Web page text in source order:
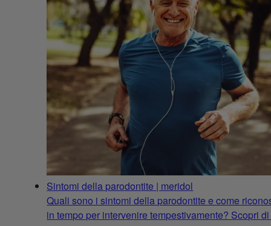
Sintomi della parodontite | meridol
Quali sono i sintomi della parodontite e come
in tempo per intervenire tempestivamente? Scopri